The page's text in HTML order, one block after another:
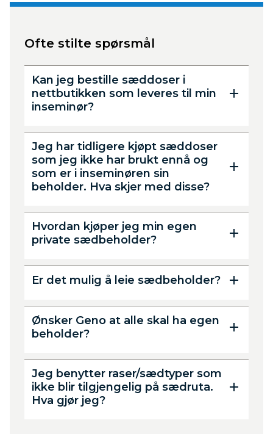
systemer for de som kjøper egen
Ofte stilte spørsmål
Kan jeg bestille sæddoser i
nettbutikken som leveres til min
inseminør?
Jeg har tidligere kjøpt sæddoser
som jeg ikke har brukt ennå og
som er i inseminøren sin
beholder. Hva skjer med disse?
Hvordan kjøper jeg min egen
private sædbeholder?
Er det mulig å leie sædbeholder?
Ønsker Geno at alle skal ha egen
beholder?
Jeg benytter raser/sædtyper som
ikke blir tilgjengelig på sædruta.
Hva gjør jeg?